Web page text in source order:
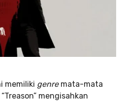
memiliki genremata-mata
“Treason” mengisahkan